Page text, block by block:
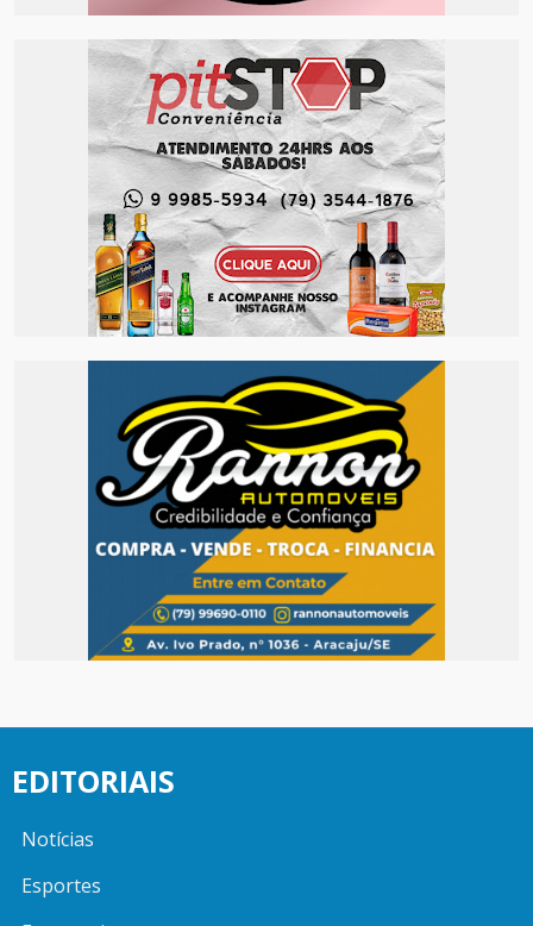
EDITORIAIS
Notícias
Esportes